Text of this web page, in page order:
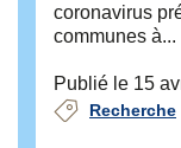
Dr Brigitte
Praticien
coronavirus
communes à...
Publié le 15
Recherche